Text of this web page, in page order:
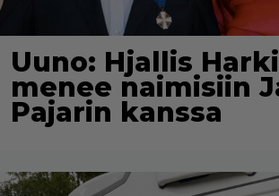
Uuno: Hjallis
menee naimisiin
Pajarin kanssa